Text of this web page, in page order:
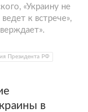
«Украину не
к встрече»,
Президента РФ
в